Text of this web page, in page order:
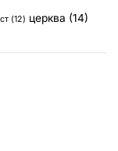
(12) церква (14)